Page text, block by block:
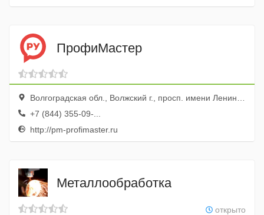
ПрофиМастер
Волгоградская обл., Волжский г., просп. имени Ленина, 308ж
+7 (844) 355-09-...
http://pm-profimaster.ru
Металлообработка
открыто